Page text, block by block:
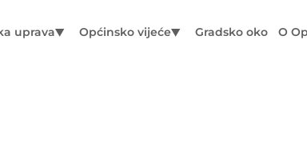
uprava Općinsko vijeće Gradsko oko O